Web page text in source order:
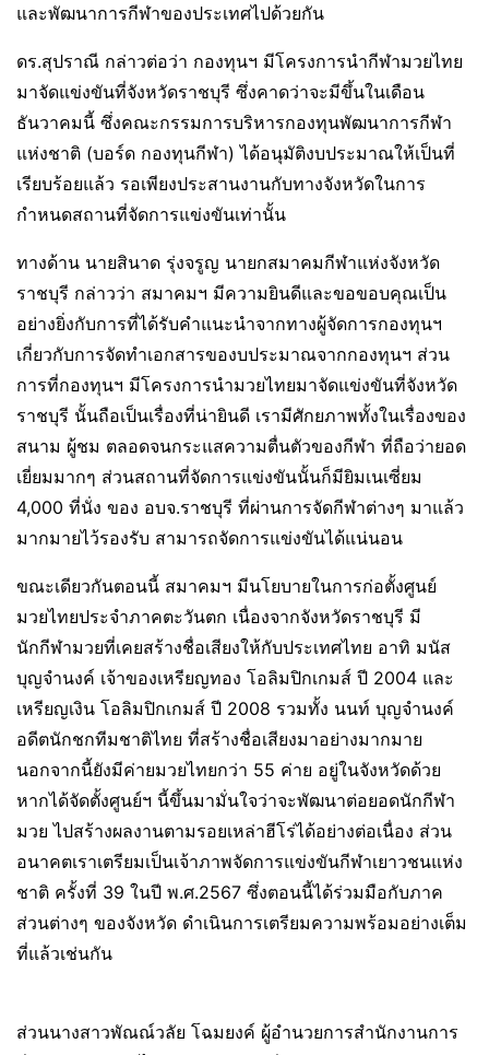
และพัฒนาการกีฬาของประเทศไปด้วยกัน
ดร.สุปราณี กล่าวต่อว่า กองทุนฯ มีโครงการนำกีฬามวยไทย
มาจัดแข่งขันที่จังหวัดราชบุรี ซึ่งคาดว่าจะมีขึ้นในเดือน
ธันวาคมนี้ ซึ่งคณะกรรมการบริหารกองทุนพัฒนาการกีฬา
แห่งชาติ (บอร์ด กองทุนกีฬา) ได้อนุมัติงบประมาณให้เป็นที่
เรียบร้อยแล้ว รอเพียงประสานงานกับทางจังหวัดในการ
กำหนดสถานที่จัดการแข่งขันเท่านั้น
ทางด้าน นายสินาด รุ่งจรูญ นายกสมาคมกีฬาแห่งจังหวัด
ราชบุรี กล่าวว่า สมาคมฯ มีความยินดีและขอขอบคุณเป็น
อย่างยิ่งกับการที่ได้รับคำแนะนำจากทางผู้จัดการกองทุนฯ
เกี่ยวกับการจัดทำเอกสารของบประมาณจากกองทุนฯ ส่วน
การที่กองทุนฯ มีโครงการนำมวยไทยมาจัดแข่งขันที่จังหวัด
ราชบุรี นั้นถือเป็นเรื่องที่น่ายินดี เรามีศักยภาพทั้งในเรื่องของ
สนาม ผู้ชม ตลอดจนกระแสความตื่นตัวของกีฬา ที่ถือว่ายอด
เยี่ยมมากๆ ส่วนสถานที่จัดการแข่งขันนั้นก็มียิมเนเซี่ยม
4,000 ที่นั่ง ของ อบจ.ราชบุรี ที่ผ่านการจัดกีฬาต่างๆ มาแล้ว
มากมายไว้รองรับ สามารถจัดการแข่งขันได้แน่นอน
ขณะเดียวกันตอนนี้ สมาคมฯ มีนโยบายในการก่อตั้งศูนย์
มวยไทยประจำภาคตะวันตก เนื่องจากจังหวัดราชบุรี มี
นักกีฬามวยที่เคยสร้างชื่อเสียงให้กับประเทศไทย อาทิ มนัส
บุญจำนงค์ เจ้าของเหรียญทอง โอลิมปิกเกมส์ ปี 2004 และ
เหรียญเงิน โอลิมปิกเกมส์ ปี 2008 รวมทั้ง นนท์ บุญจำนงค์
อดีตนักชกทีมชาติไทย ที่สร้างชื่อเสียงมาอย่างมากมาย
นอกจากนี้ยังมีค่ายมวยไทยกว่า 55 ค่าย อยู่ในจังหวัดด้วย
หากได้จัดตั้งศูนย์ฯ นี้ขึ้นมามั่นใจว่าจะพัฒนาต่อยอดนักกีฬา
มวย ไปสร้างผลงานตามรอยเหล่าฮีโร่ได้อย่างต่อเนื่อง ส่วน
อนาคตเราเตรียมเป็นเจ้าภาพจัดการแข่งขันกีฬาเยาวชนแห่ง
ชาติ ครั้งที่ 39 ในปี พ.ศ.2567 ซึ่งตอนนี้ได้ร่วมมือกับภาค
ส่วนต่างๆ ของจังหวัด ดำเนินการเตรียมความพร้อมอย่างเต็ม
ที่แล้วเช่นกัน
ส่วนนางสาวพัณณ์วลัย โฉมยงค์ ผู้อำนวยการสำนักงานการ